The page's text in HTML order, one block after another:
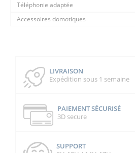
Téléphonie adaptée
Accessoires domotiques
LIVRAISON
Expédition sous 1 semaine
PAIEMENT SÉCURISÉ
3D secure
SUPPORT